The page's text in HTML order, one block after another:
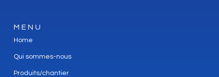
MENU
Home
Qui sommes-nous
Produits/chantier